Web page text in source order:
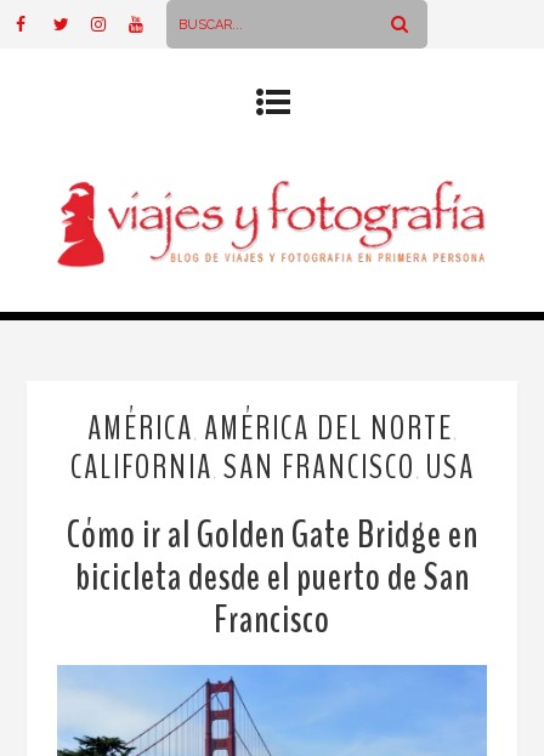
AMÉRICA AMÉRICA DEL NORTE
CALIFORNIA SAN FRANCISCO USA
Cómo ir al Golden Gate Bridge en
bicicleta desde el puerto de San
Francisco